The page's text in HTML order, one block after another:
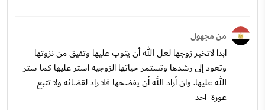
من مجهول
ابدا لاتخبر زوجها لعل الله أن يتوب عليها وتفيق من نزوتها
وتعود إلى رشدها وتستمر حياتها الزوجيه استر عليها كما ستر
الله عليها. وان أراد الله أن يفضحها فلا راد لقضائه ولا تتبع
عورة احد